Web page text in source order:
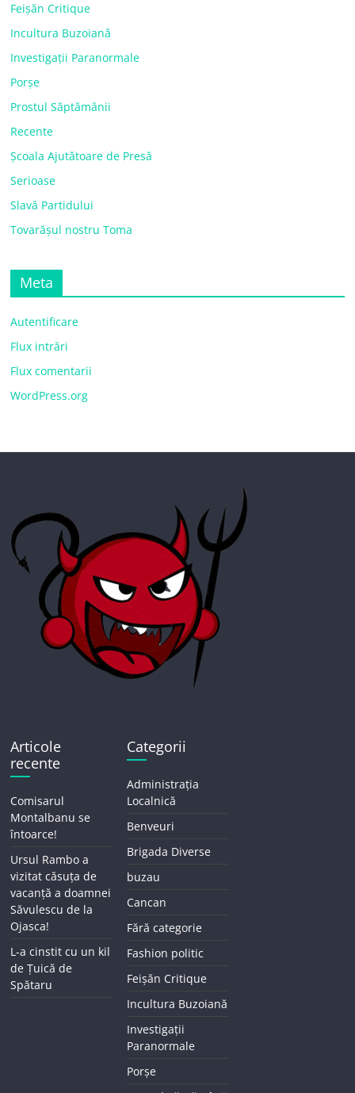
Feișăn Critique
Incultura Buzoiană
Investigații Paranormale
Porșe
Prostul Săptămânii
Recente
Școala Ajutătoare de Presă
Serioase
Slavă Partidului
Tovarășul nostru Toma
Meta
Autentificare
Flux intrări
Flux comentarii
WordPress.org
Articole
recente
Comisarul
Montalbanu se
întoarce!
Ursul Rambo a
vizitat căsuța de
vacanță a doamnei
Săvulescu de la
Ojasca!
L-a cinstit cu un kil
de Țuică de
Spătaru
Categorii
Administrația
Localnică
Benveuri
Brigada Diverse
buzau
Cancan
Fără categorie
Fashion politic
Feișăn Critique
Incultura Buzoiană
Investigații
Paranormale
Porșe